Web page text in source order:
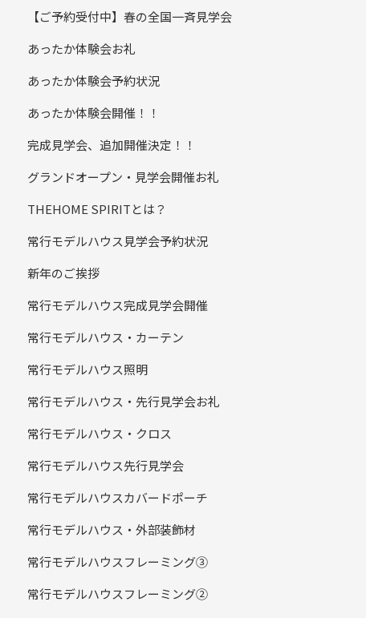
【ご予約受付中】春の全国一斉見学会
あったか体験会お礼
あったか体験会予約状況
あったか体験会開催！！
完成見学会、追加開催決定！！
グランドオープン・見学会開催お礼
THEHOME SPIRITとは？
常行モデルハウス見学会予約状況
新年のご挨拶
常行モデルハウス完成見学会開催
常行モデルハウス・カーテン
常行モデルハウス照明
常行モデルハウス・先行見学会お礼
常行モデルハウス・クロス
常行モデルハウス先行見学会
常行モデルハウスカバードポーチ
常行モデルハウス・外部装飾材
常行モデルハウスフレーミング③
常行モデルハウスフレーミング②